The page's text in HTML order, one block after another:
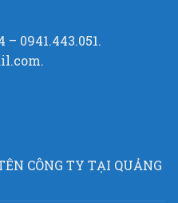
– 0941.443.051.
CÔNG TY TẠI QUẢNG